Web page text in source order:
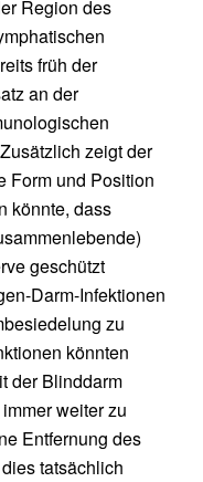
Region des
früh der
an der
zeigt der
Form und Position
könnte, dass
geschützt
Darm-Infektionen
zu
könnten
der Blinddarm
weiter zu
Entfernung des
tatsächlich